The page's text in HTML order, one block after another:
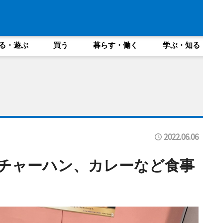
・遊ぶ 買う 暮らす・働く 学ぶ・知る
2022.06.06
ャーハン、カレーなど食事